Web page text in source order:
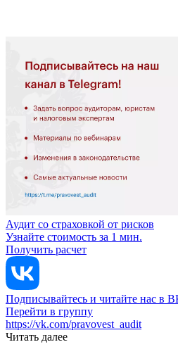
Аудит со страховкой от рисков
Узнайте стоимость за 1 мин.
Получить расчет
Подписывайтесь и читайте нас в
Перейти в группу
https://vk.com/pravovest_audit
Читать далее